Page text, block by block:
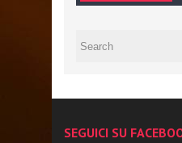
SEGUICI SU